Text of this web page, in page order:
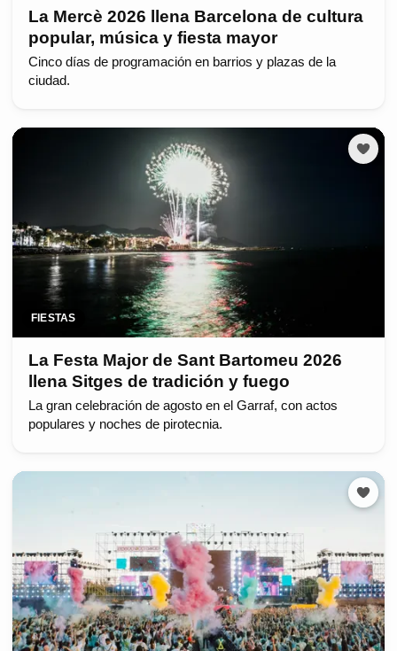
La Mercè 2026 llena Barcelona de cultura
popular, música y fiesta mayor
Cinco días de programación en barrios y plazas de la
ciudad.
FIESTAS
La Festa Major de Sant Bartomeu 2026
llena Sitges de tradición y fuego
La gran celebración de agosto en el Garraf, con actos
populares y noches de pirotecnia.